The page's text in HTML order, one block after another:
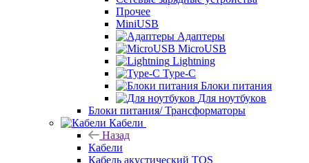
Прочее
MiniUSB
Адаптеры
MicroUSB
Lightning
Type-C
Блоки питания
Для ноутбуков
Блоки питания/ Трансформаторы
Кабели
Назад
Кабели
Кабель акустический TOS